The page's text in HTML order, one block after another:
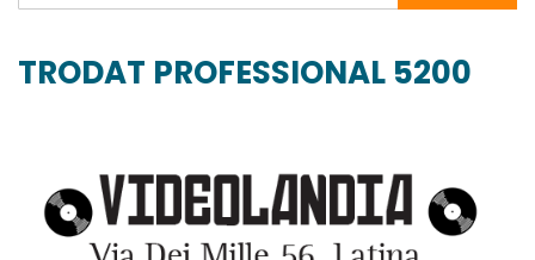
TRODAT PROFESSIONAL 5200